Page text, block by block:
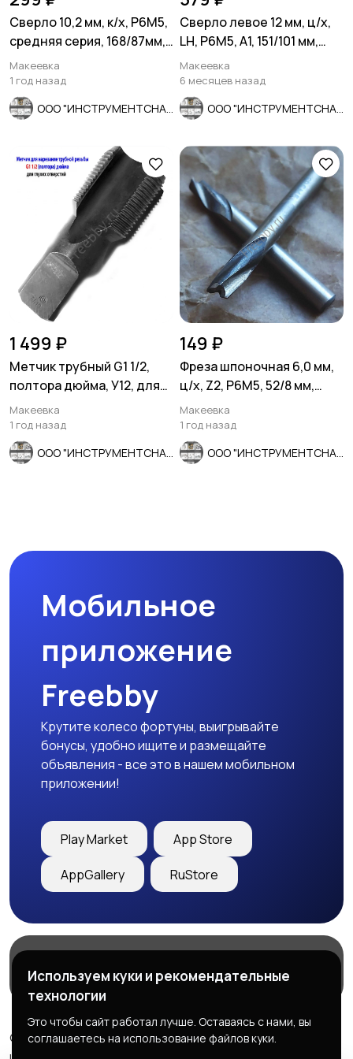
Сверло 10,2 мм, к/х, Р6М5,
средняя серия, 168/87мм,
КМ1, В1, СССР.
Макеевка
1 год назад
Сверло левое 12 мм, ц/х,
LH, Р6М5, А1, 151/101 мм,
ГОСТ 10902-77.
Макеевка
6 месяцев назад
1 499 ₽
Метчик трубный G1 1/2,
полтора дюйма, У12, для
глух отвер, СССР
Макеевка
1 год назад
149 ₽
Фреза шпоночная 6,0 мм,
ц/х, Z2, Р6М5, 52/8 мм,
ГОСТ 9140-78.
Макеевка
1 год назад
Мобильное
приложение
Freebby
Крутите колесо фортуны, выигрывайте
бонусы, удобно ищите и размещайте
объявления - все это в нашем мобильном
приложении!
Play Market App Store
AppGallery RuStore
Служба поддержки
© 2026 Freebby - Сервис бесплатных объявлений ДНР
Используем куки и рекомендательные
технологии
Это чтобы сайт работал лучше. Оставаясь с нами, вы
соглашаетесь на использование файлов куки.